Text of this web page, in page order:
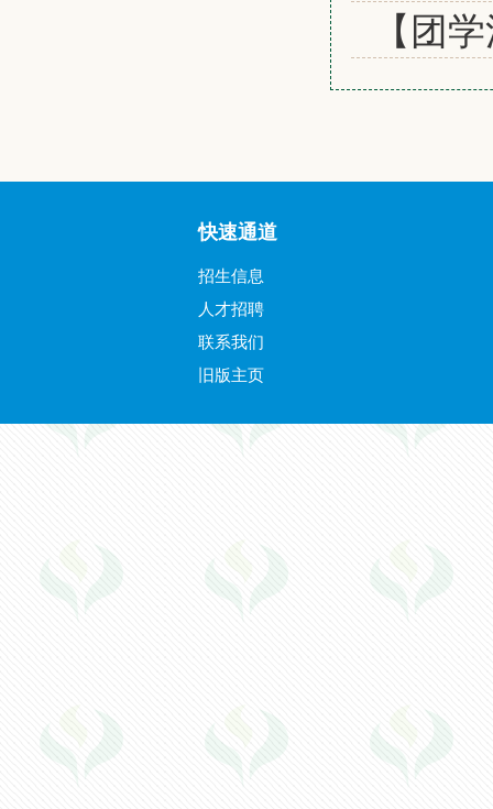
【团
快速通道
招生信息
人才招聘
联系我们
旧版主页